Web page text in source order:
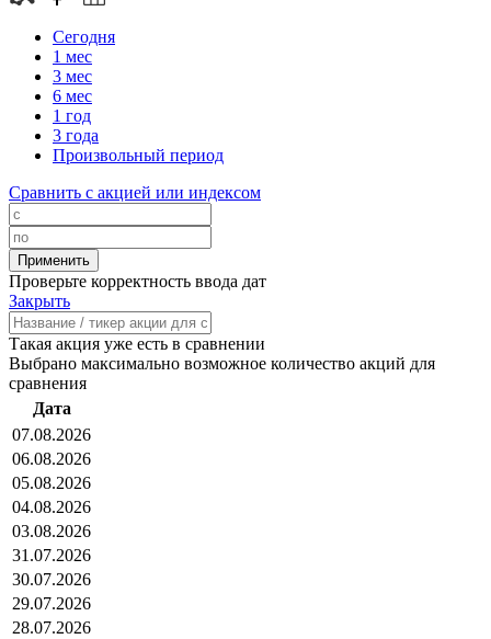
Сегодня
1 мес
3 мес
6 мес
1 год
3 года
Произвольный период
Сравнить с акцией или индексом
Проверьте корректность ввода дат
Закрыть
Такая акция уже есть в сравнении
Выбрано максимально возможное количество акций для
сравнения
Дата
07.08.2026
06.08.2026
05.08.2026
04.08.2026
03.08.2026
31.07.2026
30.07.2026
29.07.2026
28.07.2026